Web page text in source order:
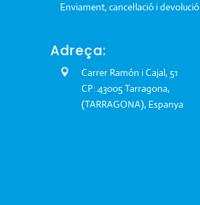
Enviament, cancel·lació i devolució
Adreça:
Carrer Ramón i Cajal, 51
CP: 43005 Tarragona,
(TARRAGONA), Espanya